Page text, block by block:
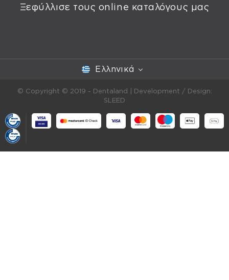
Ξεφύλλισε τους online καταλόγους μας
Ελληνικά
© Copyright © 2019 - Dentaland |
Development / Design:
SLEED